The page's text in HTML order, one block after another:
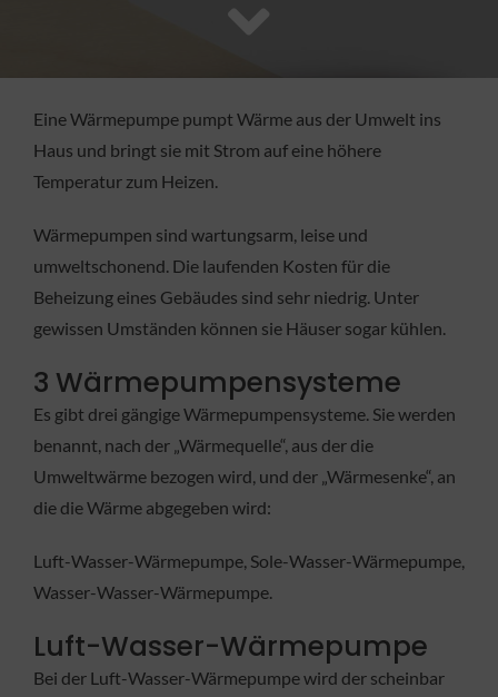
FACHBETRIEB
KONTAKT
Eine Wärmepumpe pumpt Wärme aus der Umwelt ins
Haus und bringt sie mit Strom auf eine höhere
Temperatur zum Heizen.
Wärmepumpen sind wartungsarm, leise und
umweltschonend. Die laufenden Kosten für die
Beheizung eines Gebäudes sind sehr niedrig. Unter
gewissen Umständen können sie Häuser sogar kühlen.
3 Wärmepumpensysteme
Es gibt drei gängige Wärmepumpensysteme. Sie werden
benannt, nach der „Wärmequelle“, aus der die
Umweltwärme bezogen wird, und der „Wärmesenke“, an
die die Wärme abgegeben wird:
Luft-Wasser-Wärmepumpe, Sole-Wasser-Wärmepumpe,
Wasser-Wasser-Wärmepumpe.
Luft-Wasser-Wärmepumpe
Bei der Luft-Wasser-Wärmepumpe wird der scheinbar